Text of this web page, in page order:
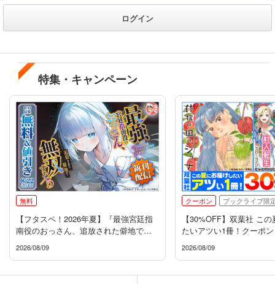
ログイン
特集・キャンペーン
無料
【フタスペ！2026年夏】『最強宮廷指
南役のおっさん、追放された僻地で無
2026/08/09
クーポン ブックライブ限
【30%OFF】双葉社 こ
たいアツい1冊！クーポン
2026/08/09